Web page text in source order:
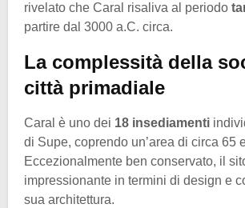
rivelato che Caral risaliva al periodo
partire dal 3000 a.C. circa.
La complessità della
città primadiale
Caral è uno dei 18 insediamenti
di Supe, coprendo un’area di circa 65
Eccezionalmente ben conservato, il
impressionante in termini di design e
sua architettura.